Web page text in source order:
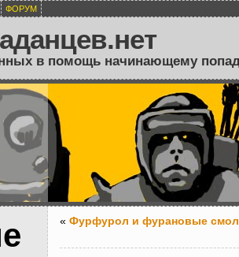
ФОРУМ
в помощь начинающему
« Фурфурол и фурановые